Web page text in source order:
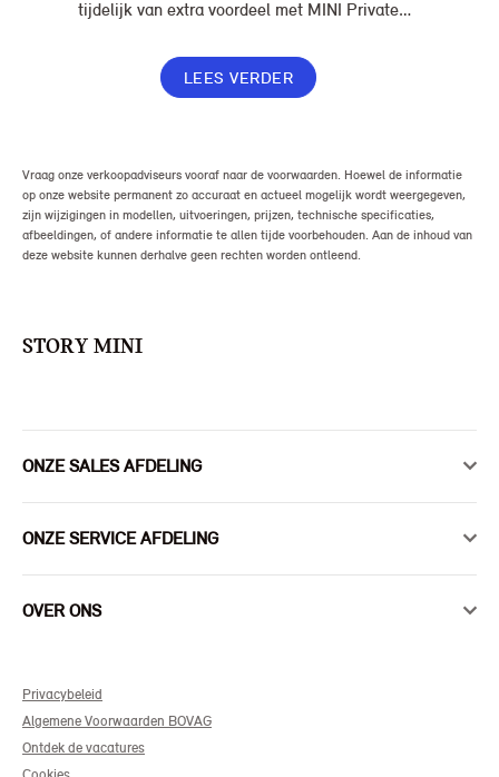
tijdelijk van extra voordeel met MINI Private
maand, in plaats van € 449. Afhankelijk van de
uitvoering kan jouw voordeel nog verder oplopen.
LEES VERDER
Vraag onze verkoopadviseurs vooraf naar de voorwaarden. Hoewel de informatie
op onze website permanent zo accuraat en actueel mogelijk wordt weergegeven,
zijn wijzigingen in modellen, uitvoeringen, prijzen, technische specificaties,
afbeeldingen, of andere informatie te allen tijde voorbehouden. Aan de inhoud van
deze website kunnen derhalve geen rechten worden ontleend.
STORY MINI
ONZE SALES AFDELING
ONZE SERVICE AFDELING
OVER ONS
Privacybeleid
Algemene Voorwaarden BOVAG
Ontdek de vacatures